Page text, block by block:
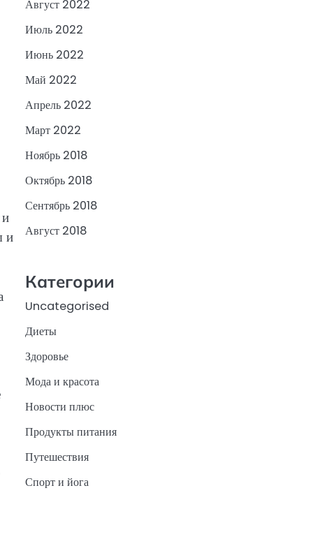
и
Август 2022
Июль 2022
Июнь 2022
Май 2022
Апрель 2022
Март 2022
Ноябрь 2018
Октябрь 2018
Сентябрь 2018
Август 2018
Категории
Uncategorised
Диеты
Здоровье
Мода и красота
Новости плюс
Продукты питания
Путешествия
Спорт и йога